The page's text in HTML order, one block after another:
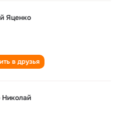
Яценко
в друзья
Николай